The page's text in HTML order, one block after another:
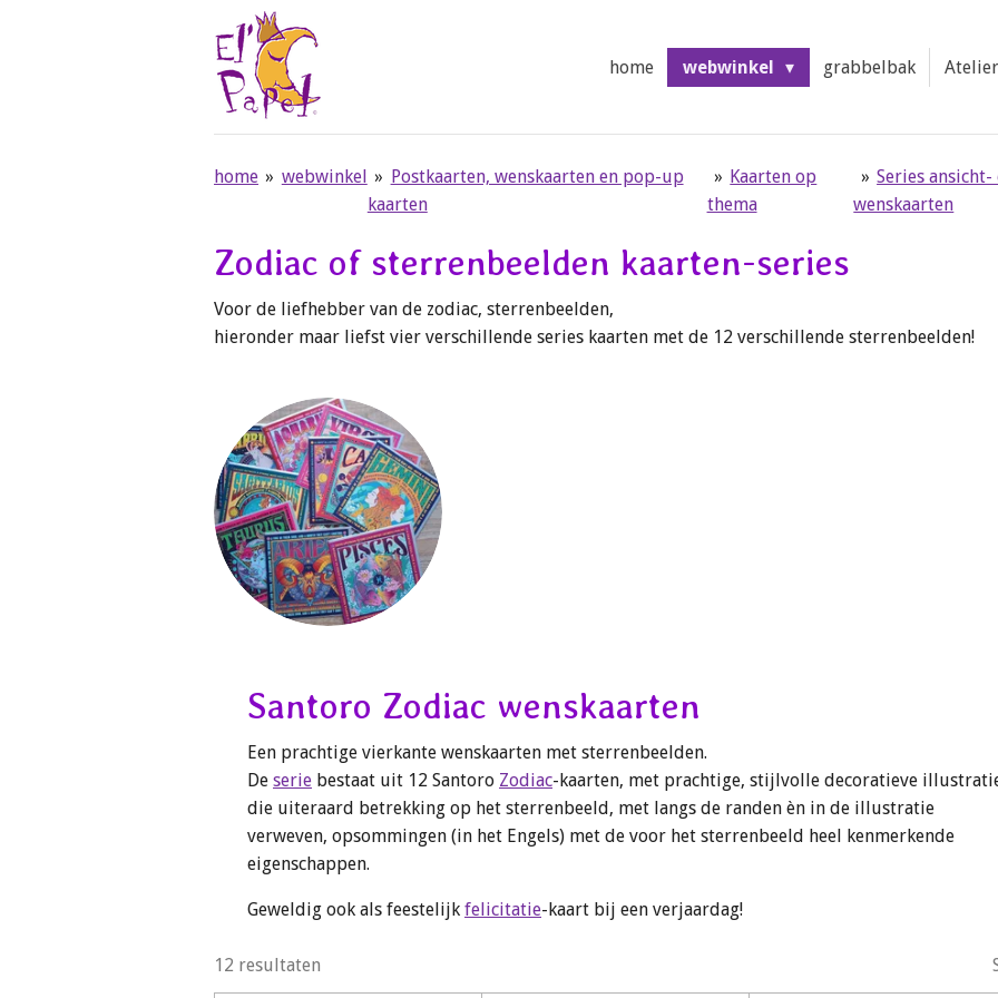
home webwinkel grabbelbak
home » webwinkel » Postkaarten, wenskaarten en pop-up
kaarten
» Kaarten op
thema
» Series ansicht-
wenskaarten
Zodiac of sterrenbeelden kaarten-series
Voor de liefhebber van de zodiac, sterrenbeelden,
hieronder maar liefst vier verschillende series kaarten met de 12 verschillende sterrenbeelden!
Santoro Zodiac wenskaarten
Een prachtige vierkante wenskaarten met sterrenbeelden.
De serie bestaat uit 12 Santoro Zodiac-kaarten, met prachtige, stijlvolle decoratieve
die uiteraard betrekking op het sterrenbeeld, met langs de randen èn in de illustratie
verweven, opsommingen (in het Engels) met de voor het sterrenbeeld heel kenmerkende
eigenschappen.
Geweldig ook als feestelijk felicitatie-kaart bij een verjaardag!
12 resultaten